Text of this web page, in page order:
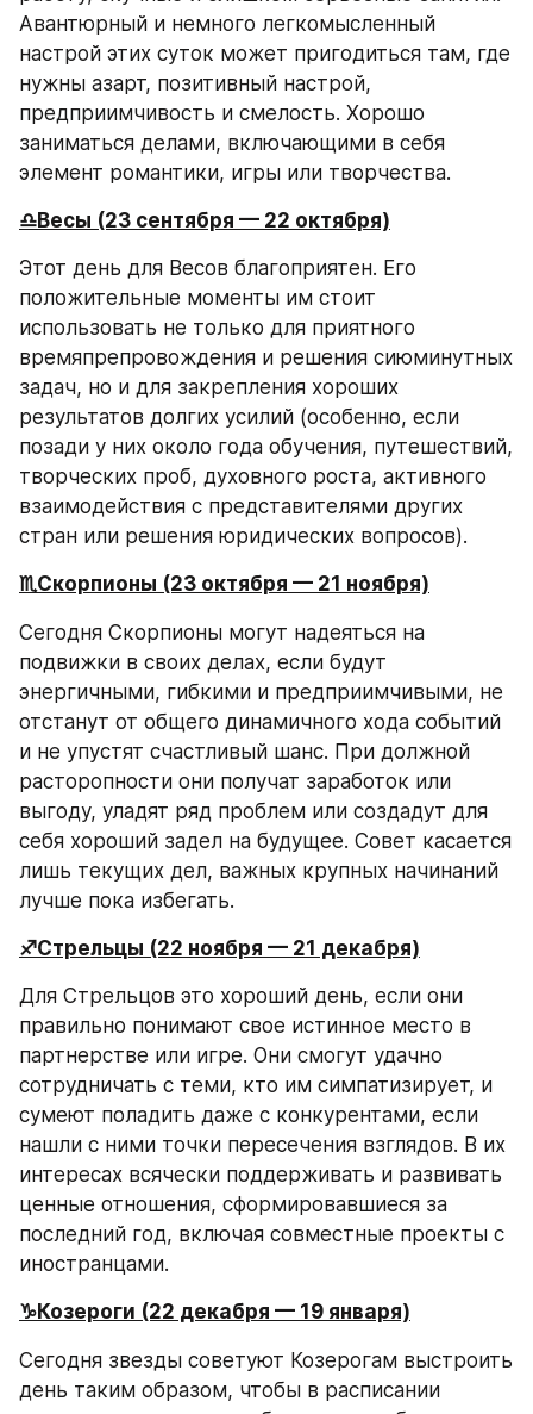
Авантюрный и немного легкомысленный
настрой этих суток может пригодиться там, где
нужны азарт, позитивный настрой,
предприимчивость и смелость. Хорошо
заниматься делами, включающими в себя
элемент романтики, игры или творчества.
♎️Весы (23 сентября — 22 октября)
Этот день для Весов благоприятен. Его
положительные моменты им стоит
использовать не только для приятного
времяпрепровождения и решения сиюминутных
задач, но и для закрепления хороших
результатов долгих усилий (особенно, если
позади у них около года обучения, путешествий,
творческих проб, духовного роста, активного
взаимодействия с представителями других
стран или решения юридических вопросов).
♏️Скорпионы (23 октября — 21 ноября)
Сегодня Скорпионы могут надеяться на
подвижки в своих делах, если будут
энергичными, гибкими и предприимчивыми, не
отстанут от общего динамичного хода событий
и не упустят счастливый шанс. При должной
расторопности они получат заработок или
выгоду, уладят ряд проблем или создадут для
себя хороший задел на будущее. Совет касается
лишь текущих дел, важных крупных начинаний
лучше пока избегать.
♐️Стрельцы (22 ноября — 21 декабря)
Для Стрельцов это хороший день, если они
правильно понимают свое истинное место в
партнерстве или игре. Они смогут удачно
сотрудничать с теми, кто им симпатизирует, и
сумеют поладить даже с конкурентами, если
нашли с ними точки пересечения взглядов. В их
интересах всячески поддерживать и развивать
ценные отношения, сформировавшиеся за
последний год, включая совместные проекты с
иностранцами.
♑️Козероги (22 декабря — 19 января)
Сегодня звезды советуют Козерогам выстроить
день таким образом, чтобы в расписании